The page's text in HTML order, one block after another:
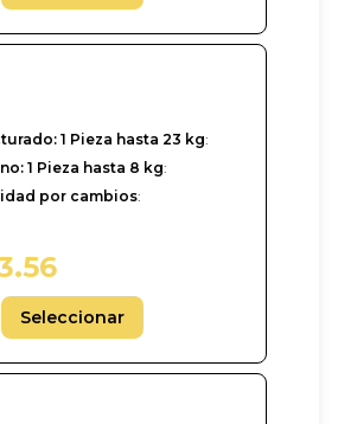
1 Pieza hasta 23 kg:
1 Pieza hasta 8 kg:
por cambios:
Seleccionar